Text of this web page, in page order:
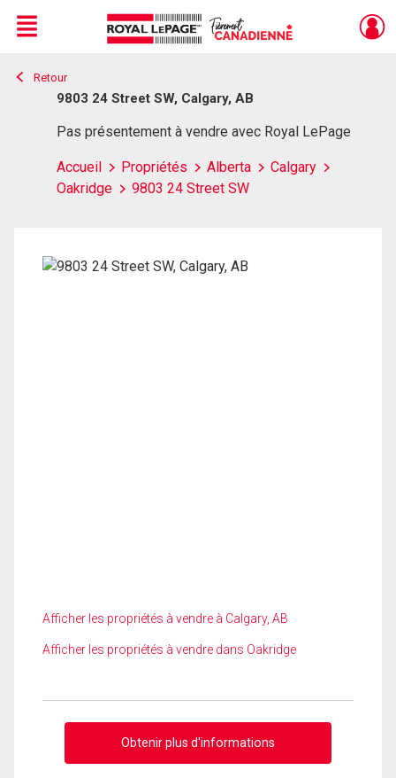
Live
En Direct
Menu
Retour
9803 24 Street SW, Calgary, AB
Pas présentement à vendre avec Royal LePage
Accueil Propriétés Alberta
Calgary
Oakridge
9803 24 Street SW
Afficher les propriétés à vendre à Calgary, AB
Afficher les propriétés à vendre dans Oakridge
Obtenir plus d'informations